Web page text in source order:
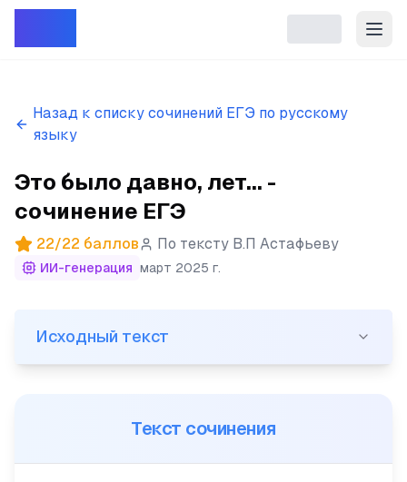
Назад к списку сочинений ЕГЭ по русскому
языку
Это было давно, лет... -
сочинение ЕГЭ
22/22 баллов По тексту В.П Астафьеву
ИИ-генерация март 2025 г.
(1)Это было давно, лет сорок назад. (2) Ранней
Исходный текст
Текст сочинения